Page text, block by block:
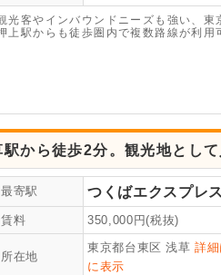
光客やインバウンドニーズも強い、東
上駅からも徒歩圏内で複数路線が利用
から徒歩2分。観光地とし
最寄駅 つくばエクスプレス
賃料 350,000 円(税抜)
所在地
東京都台東区 浅草 詳
に表示